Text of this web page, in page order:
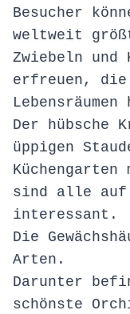
Besucher
weltweit
Zwiebeln und
erfreuen,
Der hübsche
üppigen
sind alle auf
interessant.
Die
Arten.
Darunter
schönste